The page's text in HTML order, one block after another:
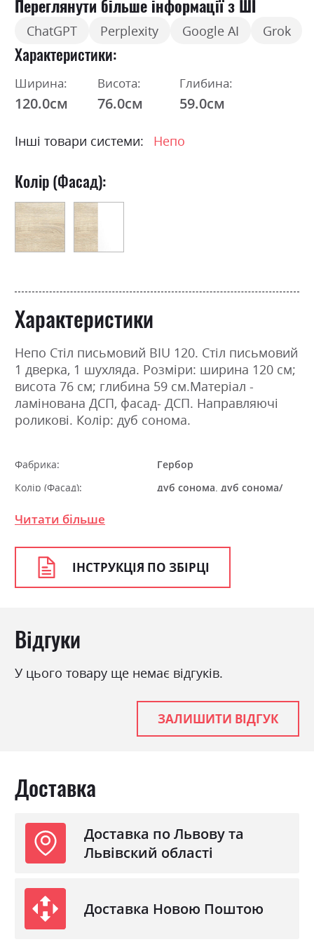
Переглянути більше інформації з ШІ
ChatGPT Perplexity Google AI Grok
Характеристики
Ширина:
120.0см
Висота:
76.0см
Глибина:
59.0см
Інші товари системи: Непо
Колір (Фасад):
Характеристики
Непо Стіл письмовий BIU 120. Стіл письмовий
1 дверка, 1 шухляда. Розміри: ширина 120 см;
висота 76 см; глибина 59 см.Матеріал -
ламінована ДСП, фасад- ДСП. Направляючі
роликові. Колір: дуб сонома.
Фабрика:
Гербор
Колір (Фасад):
дуб сонома, дуб сонома/
Колір (Корпус):
Колір матеріалу
дуб сонома
Стиль
мінімалізм, модерн
Читати більше
ІНСТРУКЦІЯ ПО ЗБІРЦІ
Відгуки
У цього товару ще немає відгуків.
ЗАЛИШИТИ ВІДГУК
Доставка
Доставка по Львову та
Львівский області
Доставка Новою Поштою